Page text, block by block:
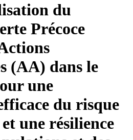
du
Précoce
(AA) dans le
une
du risque
et une résilience